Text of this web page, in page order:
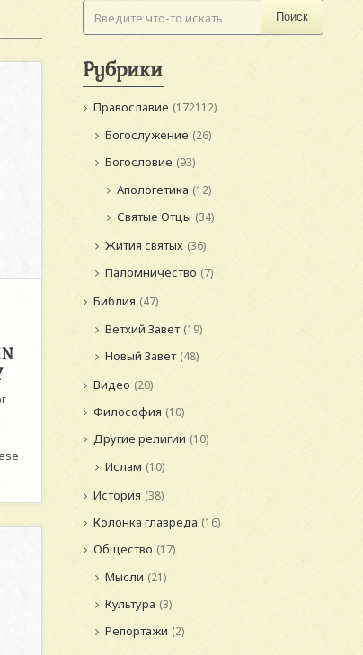
Поиск
Рубрики
Православие (172112)
Богослужение (26)
Богословие (93)
Апологетика (12)
Святые Отцы (34)
Жития святых (36)
Паломничество (7)
Библия (47)
Ветхий Завет (19)
Новый Завет (48)
Видео (20)
Философия (10)
Другие религии (10)
Ислам (10)
История (38)
Колонка главреда (16)
Общество (17)
Мысли (21)
Культура (3)
Репортажи (2)